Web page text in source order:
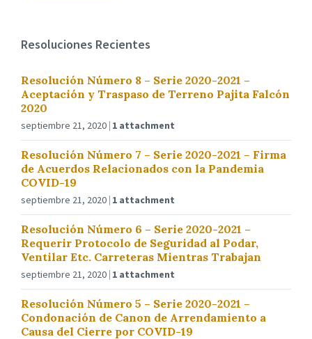
Resoluciones Recientes
Resolución Número 8 – Serie 2020-2021 –
Aceptación y Traspaso de Terreno Pajita Falcón
2020
septiembre 21, 2020 1 attachment
Resolución Número 7 – Serie 2020-2021 – Firma
de Acuerdos Relacionados con la Pandemia
COVID-19
septiembre 21, 2020 1 attachment
Resolución Número 6 – Serie 2020-2021 –
Requerir Protocolo de Seguridad al Podar,
Ventilar Etc. Carreteras Mientras Trabajan
septiembre 21, 2020 1 attachment
Resolución Número 5 – Serie 2020-2021 –
Condonación de Canon de Arrendamiento a
Causa del Cierre por COVID-19